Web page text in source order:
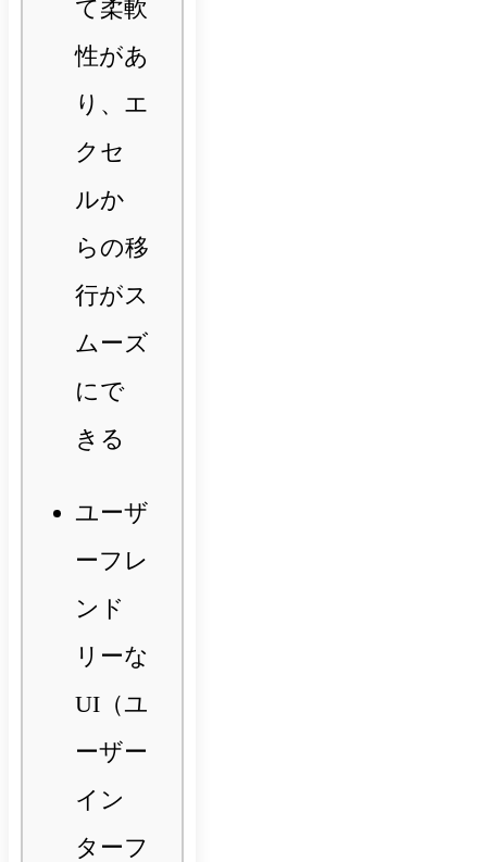
て柔軟
性があ
り、エ
クセ
ルか
らの移
行がス
ムーズ
にで
きる
ユーザ
ーフレ
ンド
リーな
UI（ユ
ーザー
イン
ターフ